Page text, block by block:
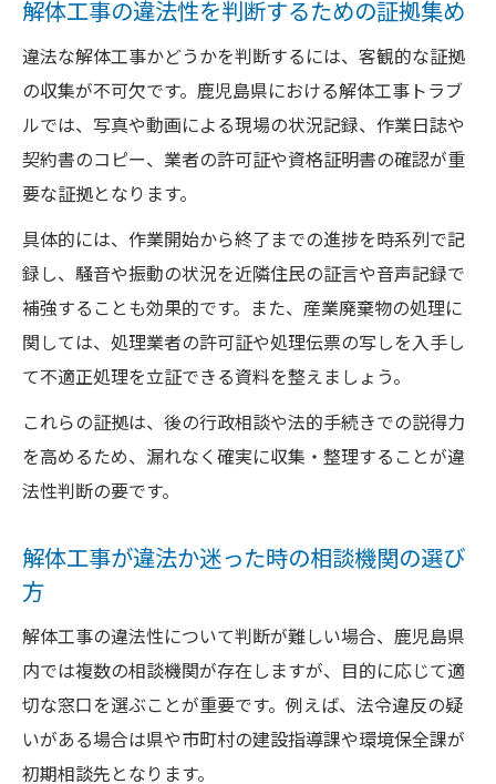
解体工事の違法性を判断するための証拠集め
違法な解体工事かどうかを判断するには、客観的な証拠
の収集が不可欠です。鹿児島県における解体工事トラブ
ルでは、写真や動画による現場の状況記録、作業日誌や
契約書のコピー、業者の許可証や資格証明書の確認が重
要な証拠となります。
具体的には、作業開始から終了までの進捗を時系列で記
録し、騒音や振動の状況を近隣住民の証言や音声記録で
補強することも効果的です。また、産業廃棄物の処理に
関しては、処理業者の許可証や処理伝票の写しを入手し
て不適正処理を立証できる資料を整えましょう。
これらの証拠は、後の行政相談や法的手続きでの説得力
を高めるため、漏れなく確実に収集・整理することが違
法性判断の要です。
解体工事が違法か迷った時の相談機関の選び
方
解体工事の違法性について判断が難しい場合、鹿児島県
内では複数の相談機関が存在しますが、目的に応じて適
切な窓口を選ぶことが重要です。例えば、法令違反の疑
いがある場合は県や市町村の建設指導課や環境保全課が
初期相談先となります。